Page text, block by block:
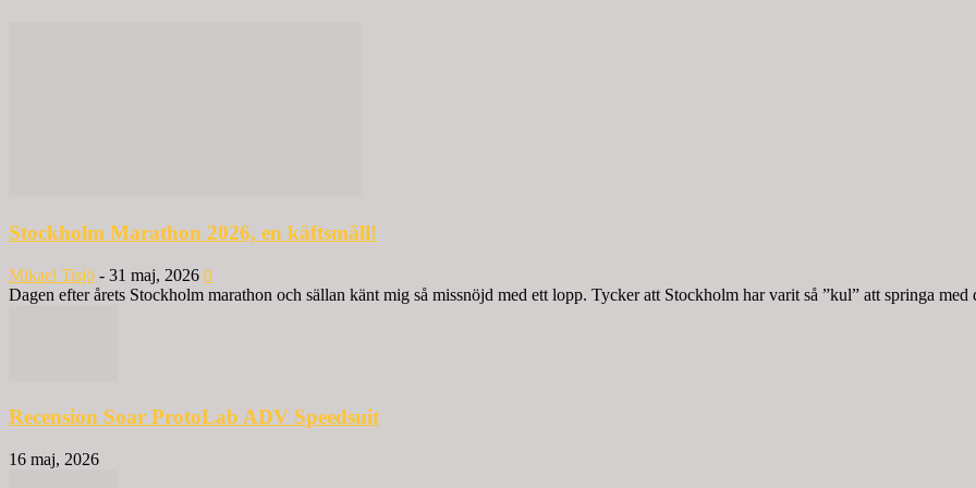
Stockholm Marathon 2026, en käftsmäll!
Mikael Tisjö - 31 maj, 2026 0
Dagen efter årets Stockholm marathon och sällan känt mig så missnöjd med ett lopp. Tycker att Stockholm har varit så ”kul” att springa med
Recension Soar ProtoLab ADV Speedsuit
16 maj, 2026